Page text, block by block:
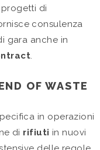
progetti di
consulenza
gara anche in
OF WASTE
in operazioni
di rifiuti in nuovi